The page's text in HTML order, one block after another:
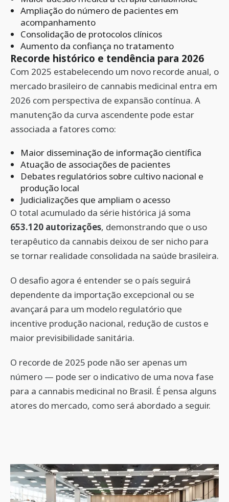
Ampliação do número de pacientes em
acompanhamento
Consolidação de protocolos clínicos
Aumento da confiança no tratamento
Recorde histórico e tendência para 2026
Com 2025 estabelecendo um novo recorde anual, o
mercado brasileiro de cannabis medicinal entra em
2026 com perspectiva de expansão contínua. A
manutenção da curva ascendente pode estar
associada a fatores como:
Maior disseminação de informação científica
Atuação de associações de pacientes
Debates regulatórios sobre cultivo nacional e
produção local
Judicializações que ampliam o acesso
O total acumulado da série histórica já soma
653.120 autorizações, demonstrando que o uso
terapêutico da cannabis deixou de ser nicho para
se tornar realidade consolidada na saúde brasileira.
O desafio agora é entender se o país seguirá
dependente da importação excepcional ou se
avançará para um modelo regulatório que
incentive produção nacional, redução de custos e
maior previsibilidade sanitária.
O recorde de 2025 pode não ser apenas um
número — pode ser o indicativo de uma nova fase
para a cannabis medicinal no Brasil. É pensa alguns
atores do mercado, como será abordado a seguir.